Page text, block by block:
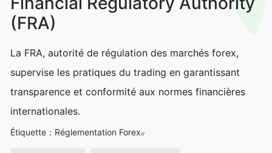
(FRA)
La FRA, autorité de régulation des marchés forex,
supervise les pratiques du trading en garantissant
transparence et conformité aux normes financières
internationales.
Étiquette： Réglementation Forex